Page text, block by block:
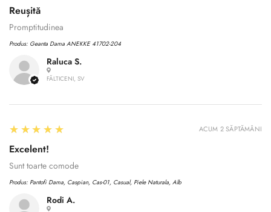
Raluca S.
FĂLTICENI, SV
Reușită
Promptitudinea
Produs: Geanta Dama ANEKKE 41702-204
Rodi A.
5
★★★★★
Excelent!
Sunt toarte comode
Produs: Pantofi Dama, Caspian, Cas-01, Casual, Piele Naturala, Alb
ACUM 2 SĂPTĂMÂNI